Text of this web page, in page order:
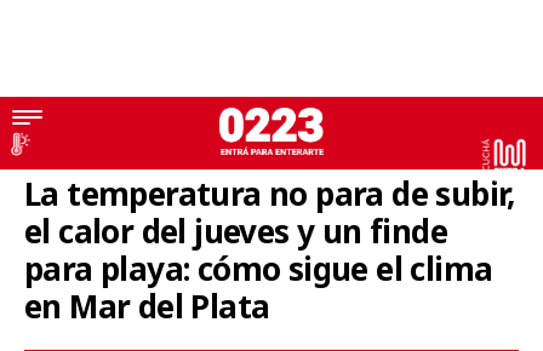
Tiempo
La temperatura no para de subir,
el calor del jueves y un finde
para playa: cómo sigue el clima
en Mar del Plata